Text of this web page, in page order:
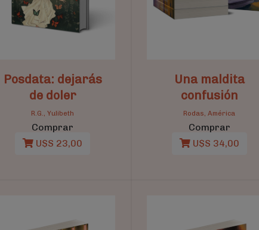
Posdata: dejarás
de doler
R.G., Yulibeth
Comprar
U$S 23,00
Una maldita
confusión
Rodas, América
Comprar
U$S 34,00